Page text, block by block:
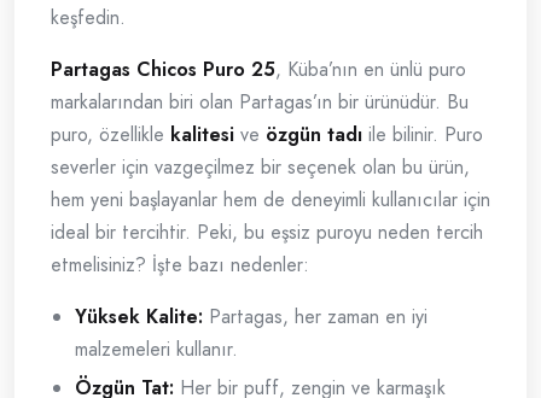
keşfedin.
Partagas Chicos Puro 25, Küba’nın en ünlü puro
markalarından biri olan Partagas’ın bir ürünüdür. Bu
puro, özellikle kalitesi ve özgün tadı ile bilinir. Puro
severler için vazgeçilmez bir seçenek olan bu ürün,
hem yeni başlayanlar hem de deneyimli kullanıcılar için
ideal bir tercihtir. Peki, bu eşsiz puroyu neden tercih
etmelisiniz? İşte bazı nedenler:
Yüksek Kalite: Partagas, her zaman en iyi
malzemeleri kullanır.
Özgün Tat: Her bir puff, zengin ve karmaşık